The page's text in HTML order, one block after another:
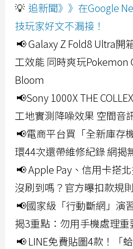
💡 追新聞》》在Google
技玩家好文不漏接！
📢 Galaxy Z Fold8 Ultra開
工效能 同時爽玩Pokemon
Bloom
📢Sony 1000X THE
工地實測降噪效果 空間音
📢電商平台買「全新庫存
環44次還帶維修紀錄 網揭
📢 Apple Pay、信用卡搭
沒刷到嗎？官方曝扣款規
📢國家級「行動斷網」演
揭3重點：勿用手機處理重
📢 LINE免費貼圖4款！「